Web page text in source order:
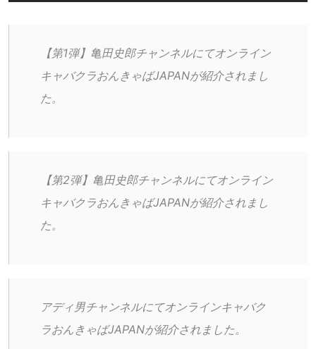
【第1弾】亀田史郎チャンネルにてオンライン
キャバクラおんきゃばJAPANが紹介されまし
た。
【第2弾】亀田史郎チャンネルにてオンライン
キャバクラおんきゃばJAPANが紹介されまし
た。
アディ男チャンネルにてオンラインキャバク
ラおんきゃばJAPANが紹介されました。